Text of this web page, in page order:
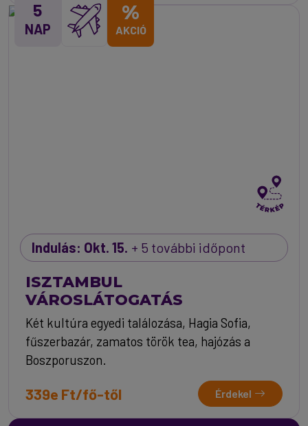
5
NAP
%
AKCIÓ
Indulás: Okt. 15. + 5 további időpont
ISZTAMBUL
VÁROSLÁTOGATÁS
Két kultúra egyedi találozása, Hagia Sofia,
fűszerbazár, zamatos török tea, hajózás a
Boszporuszon.
339e Ft/fő-től Érdekel